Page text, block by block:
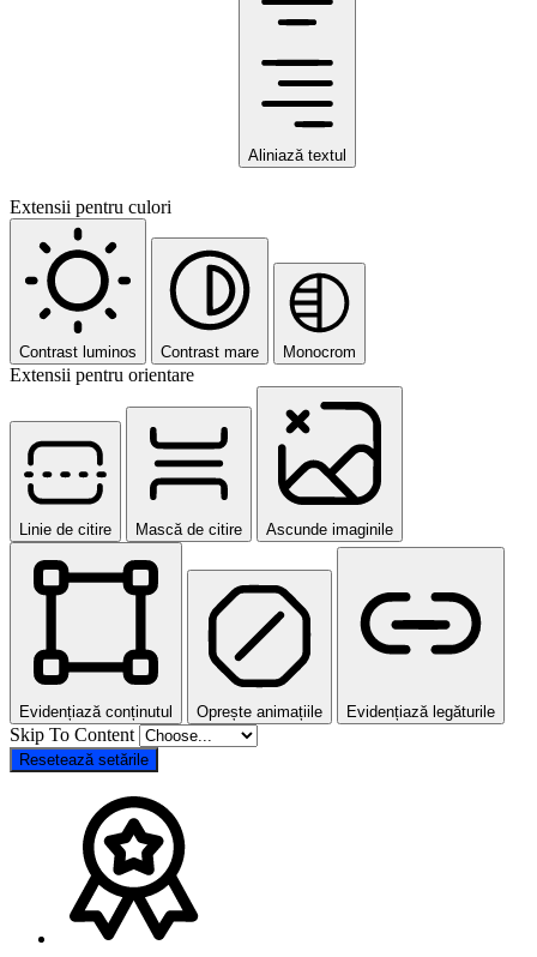
Aliniază textul
Extensii pentru culori
Contrast luminos Contrast mare Monocrom
Extensii pentru orientare
Linie de citire Mască de citire Ascunde imaginile
Evidențiază conținutul Oprește animațiile Evidențiază legăturile
Skip To Content
Resetează setările